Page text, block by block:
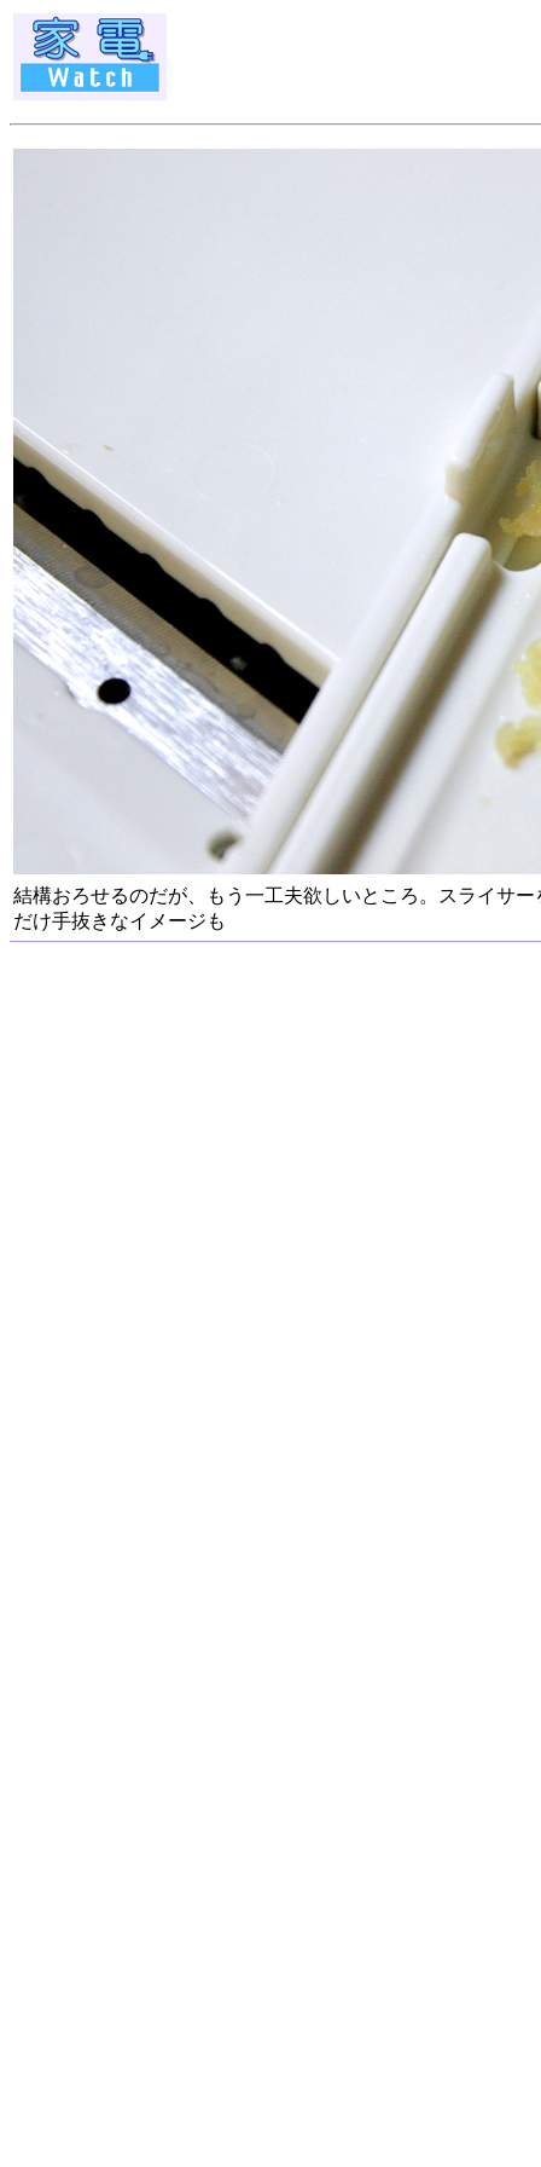
結構おろせるのだが、もう一工夫欲しいところ。スライサ
だけ手抜きなイメージも